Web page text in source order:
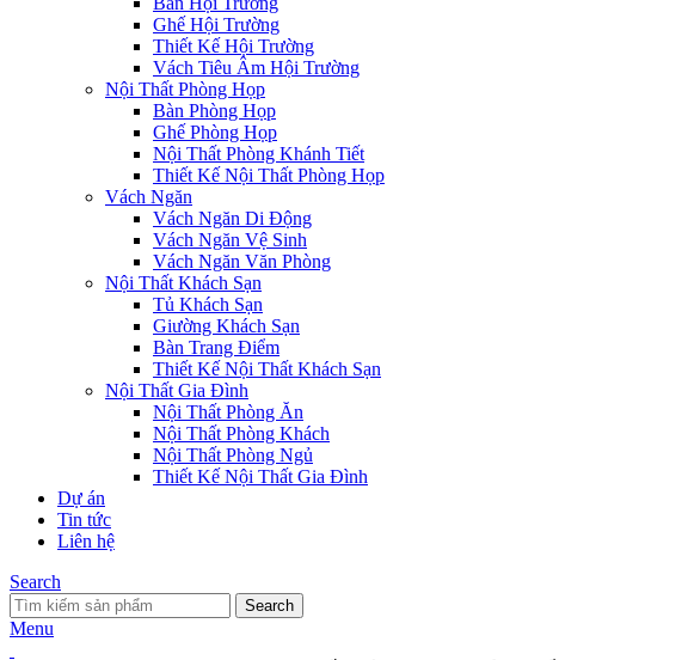
Ghế Hội Trường
Thiết Kế Hội Trường
Vách Tiêu Âm Hội Trường
Nội Thất Phòng Họp
Bàn Phòng Họp
Ghế Phòng Họp
Nội Thất Phòng Khánh Tiết
Thiết Kế Nội Thất Phòng Họp
Vách Ngăn
Vách Ngăn Di Động
Vách Ngăn Vệ Sinh
Vách Ngăn Văn Phòng
Nội Thất Khách Sạn
Tủ Khách Sạn
Giường Khách Sạn
Bàn Trang Điểm
Thiết Kế Nội Thất Khách Sạn
Nội Thất Gia Đình
Nội Thất Phòng Ăn
Nội Thất Phòng Khách
Nội Thất Phòng Ngủ
Thiết Kế Nội Thất Gia Đình
Dự án
Tin tức
Liên hệ
Search
Search
Menu